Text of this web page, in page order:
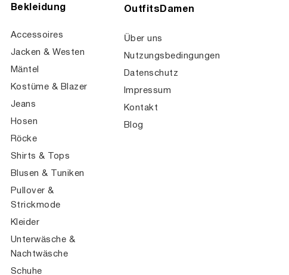
Bekleidung
Accessoires
Jacken & Westen
Mäntel
Kostüme & Blazer
Jeans
Hosen
Röcke
Shirts & Tops
Blusen & Tuniken
Pullover &
Strickmode
Kleider
Unterwäsche &
Nachtwäsche
Schuhe
OutfitsDamen
Über uns
Nutzungsbedingungen
Datenschutz
Impressum
Kontakt
Blog